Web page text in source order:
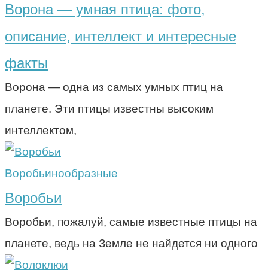
Ворона — умная птица: фото,
описание, интеллект и интересные
факты
Ворона — одна из самых умных птиц на
планете. Эти птицы известны высоким
интеллектом,
Воробьинообразные
Воробьи
Воробьи, пожалуй, самые известные птицы на
планете, ведь на Земле не найдется ни одного